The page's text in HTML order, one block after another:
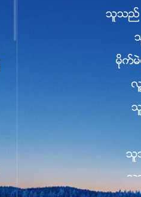
သူသည္
မိုက္
သူ
သူ